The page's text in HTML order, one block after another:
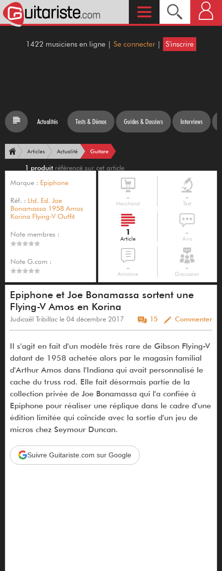
1422 musiciens en ligne | Se connecter | S'inscrire
Actualités Tests & Démos Guides & Dossiers Interviews
Articles Actualité Guitare
1 produit référencé sur cet article
Marque : Epiphone
Réf. : Ltd. Ed. Joe
Bonamassa 1958 Amos
Korina Flying-V Outfit
Note membres :
Note G.com :
-
Marchand
-
Test
1
Article
-
Avis
-
Annonce
-
Discussion
Epiphone et Joe Bonamassa sortent une
Flying-V Amos en Korina
Judicaël Tribillac le 04 décembre 2017 15 Commenter
Il s'agit en fait d'un modèle très rare de Gibson Flying-V
datant de 1958 achetée alors par le magasin familial
d'Arthur Amos dans l'Indiana qui avait personnalisé le
cache du truss rod. Elle fait désormais partie de la
collection privée de Joe Bonamassa qui l'a confiée à
Epiphone pour réaliser une réplique dans le cadre d'une
édition limitée qui coïncide avec la sortie d'un jeu de
micros chez Seymour Duncan.
Suivre Guitariste.com sur Google